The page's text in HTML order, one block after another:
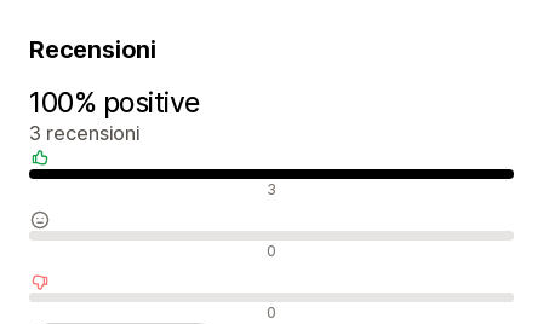
Recensioni
100% positive
3 recensioni
Recensioni positive 3
Recensioni neutrali 0
Recensioni negative 0